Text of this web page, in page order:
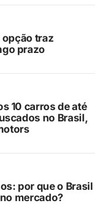
traz
prazo
10 carros de até
no Brasil,
por que o Brasil
mercado?